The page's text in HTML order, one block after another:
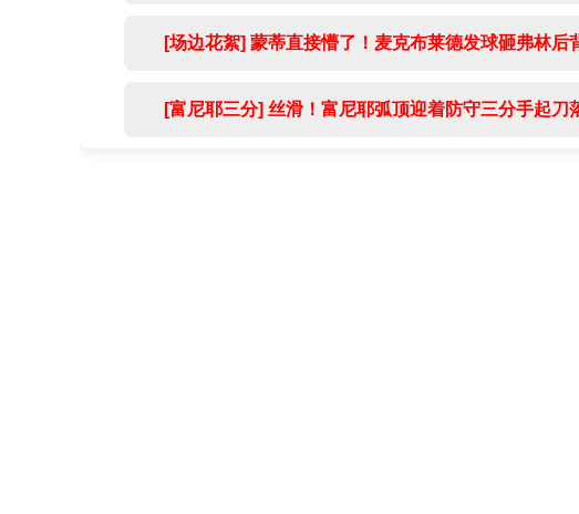
[场边花絮] 蒙蒂直接懵了！麦克布莱德发球砸弗林
[富尼耶三分] 丝滑！富尼耶弧顶迎着防守三分手起刀